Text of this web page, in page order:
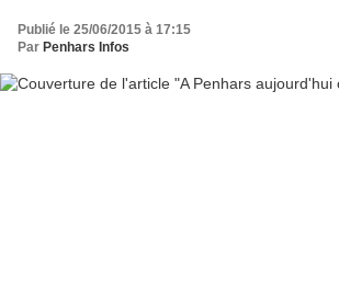
Publié le 25/06/2015 à 17:15
Par Penhars Infos